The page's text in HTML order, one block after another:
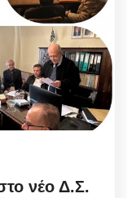
νέο Δ.Σ.